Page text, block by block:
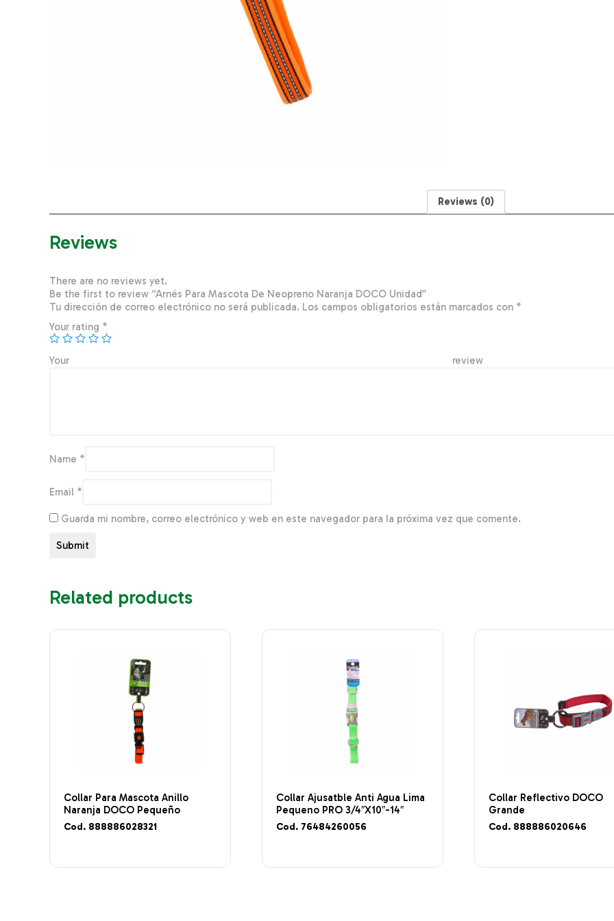
Reviews (0)
Reviews
There are no reviews yet.
Be the first to review “Arnés Para Mascota De Neopreno Naranja DOCO Unidad”
Tu dirección de correo electrónico no será publicada. Los campos obligatorios están marcados con *
Your rating *
Your
Name *
Email *
Guarda mi nombre, correo electrónico y web en este navegador para la próxima vez que comente.
Related products
Collar Para Mascota Anillo
Naranja DOCO Pequeño
Cod. 888886028321
Collar Ajusatble Anti Agua Lima
Pequeno PRO 3/4″X10″-14″
Cod. 76484260056
Collar Reflectivo DOCO
Grande
Cod. 888886020646